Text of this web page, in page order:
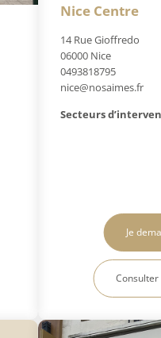
Nice Centre
14 Rue Gioffredo
06000 Nice
0493818795
nice@nosaimes.fr
Secteurs
Je
Consulter